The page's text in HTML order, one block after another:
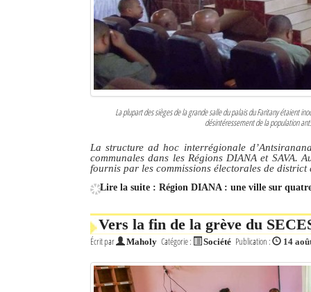
La plupart des sièges de la grande salle du palais du Faritany étaient
désintéressement de la population
La structure ad hoc interrégionale
communales dans les Régions DIANA et SAVA.
fournis par les commissions électorales de
Lire la suite : Région DIANA : une ville sur
Vers la fin de la grève du
Écrit par Maholy Catégorie : Société Publication : 14